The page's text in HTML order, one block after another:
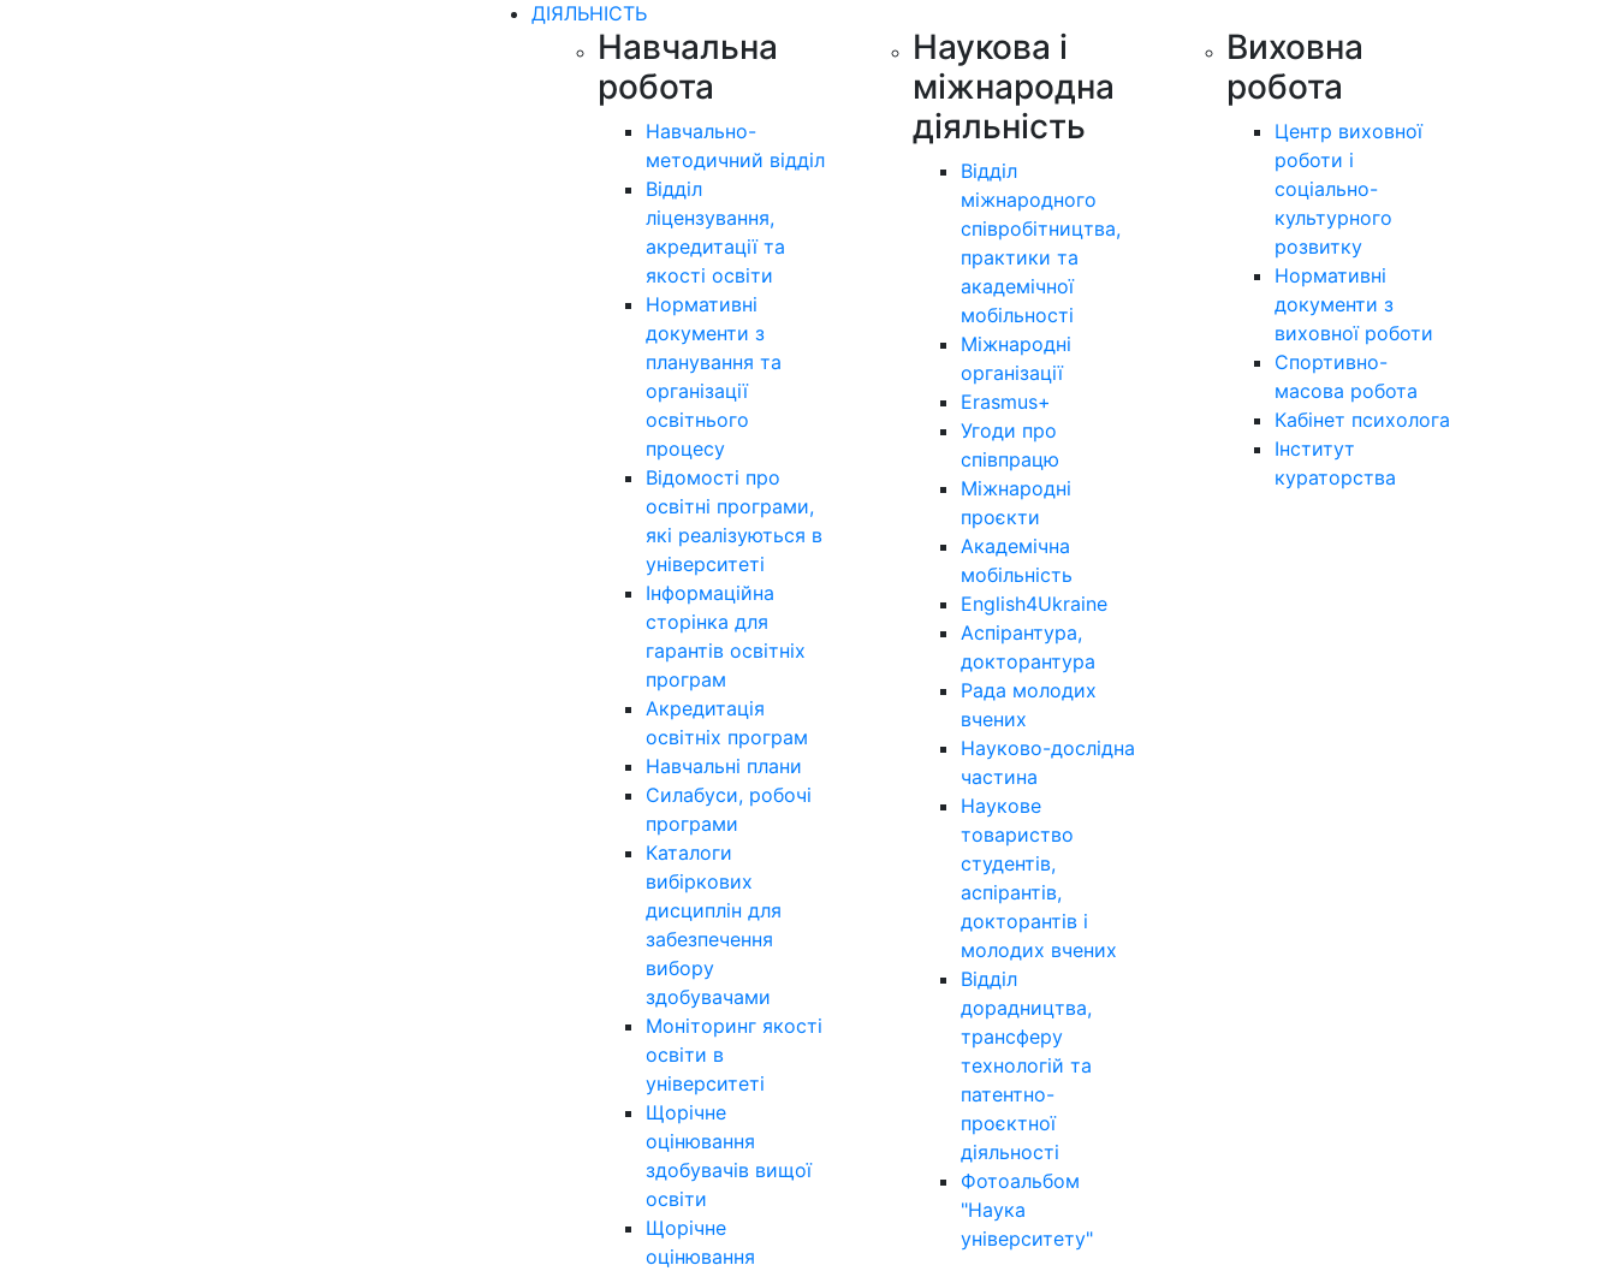
ДІЯЛЬНІСТЬ
Навчальна
робота
Навчально-
методичний відділ
Відділ
ліцензування,
акредитації та
якості освіти
Нормативні
документи з
планування та
організації
освітнього
процесу
Відомості про
освітні програми,
які реалізуються в
університеті
Інформаційна
сторінка для
гарантів освітніх
програм
Акредитація
освітніх програм
Навчальні плани
Силабуси, робочі
програми
Каталоги
вибіркових
дисциплін для
забезпечення
вибору
здобувачами
Моніторинг якості
освіти в
університеті
Щорічне
оцінювання
здобувачів вищої
освіти
Щорічне
оцінювання
Наукова і
міжнародна
діяльність
Відділ
міжнародного
співробітництва,
практики та
академічної
мобільності
Міжнародні
організації
Erasmus+
Угоди про
співпрацю
Міжнародні
проєкти
Академічна
мобільність
English4Ukraine
Аспірантура,
докторантура
Рада молодих
вчених
Науково-дослідна
частина
Наукове
товариство
студентів,
аспірантів,
докторантів і
молодих вчених
Відділ
дорадництва,
трансферу
технологій та
патентно-
проєктної
діяльності
Фотоальбом
"Наука
університету"
Виховна
робота
Центр виховної
роботи і
соціально-
культурного
розвитку
Нормативні
документи з
виховної роботи
Спортивно-
масова робота
Кабінет психолога
Інститут
кураторства